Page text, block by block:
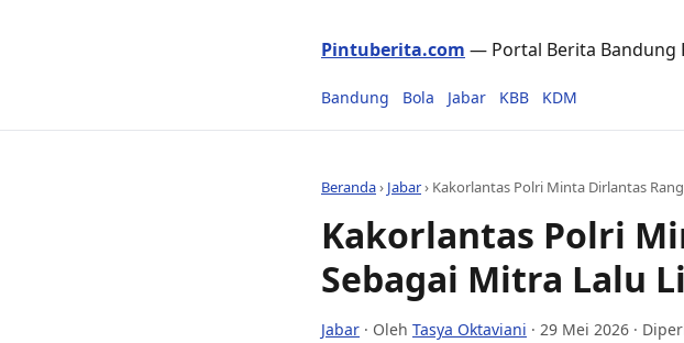
Pintuberita.com — Portal Berita Bandung
Bandung Bola Jabar KBB KDM
Beranda› Jabar› Kakorlantas Polri Minta Dirlantas
Kakorlantas Polri
Sebagai Mitra Lalu
Jabar · Oleh Tasya Oktaviani · 29 Mei 2026 ·